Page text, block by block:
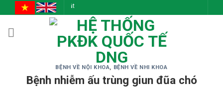
to
content
BỆNH VỀ NỘI KHOA, BỆNH VỀ NHI KHOA
Bệnh nhiễm ấu trùng giun đũa chó